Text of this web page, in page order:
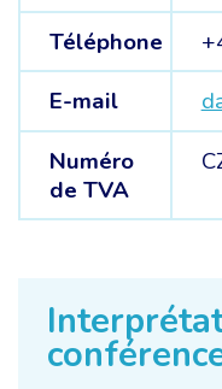
Téléphone
E-mail
Numéro
de TVA